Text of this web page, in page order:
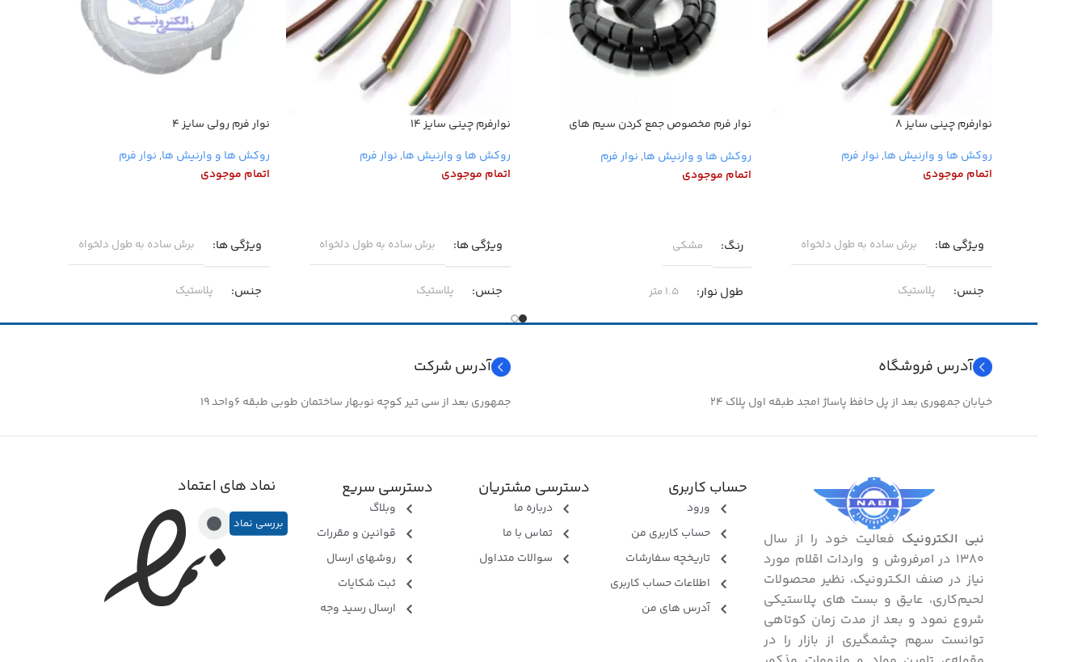
نوارفرم چینی سایز ۸
روکش ها و وارنیش ها, نوار فرم
اتمام موجودی
ویژگی ها برش ساده به طول دلخواه
جنس پلاستیک
نوار فرم مخصوص جمع کردن سیم های
روکش ها و وارنیش ها, نوار فرم
اتمام موجودی
رنگ مشکی
طول نوار ۱.۵ متر
نوارفرم چینی سایز ۱۴
روکش ها و وارنیش ها, نوار فرم
اتمام موجودی
ویژگی ها برش ساده به طول دلخواه
جنس پلاستیک
نوار فرم رولی سایز ۴
روکش ها و وارنیش ها, نوار فرم
اتمام موجودی
ویژگی ها برش ساده به طول دلخواه
جنس پلاستیک
آدرس فروشگاه
خیابان جمهوری بعد از پل حافظ پاساژ امجد طبقه اول پلاک ۲۴
آدرس شرکت
جمهوری بعد از سی تیر کوچه نوبهار ساختمان طوبی طبقه ۶واحد ۱۹
نبی الکترونیک فعالیت خود را از سال
۱۳۸۰ در امرفروش و واردات اقلام مورد
نیاز در صنف الکـترونیک، نظیر محصولات
لحیم‌کاری، عایق و بست ‌های پـلاستیکی
شروع نمود و بعد از مدت زمان کوتاهی
توانست سهم چشمگیری از بازار را در
حساب کاربری
ورود
حساب کاربری من
تاریخچه سفارشات
اطلاعات حساب کاربری
آدرس های من
دسترسی مشتریان
درباره ما
تماس با ما
سوالات متداول
دسترسی سریع
وبلاگ
قوانین و مقررات
روشهای ارسال
ثبت شکایات
ارسال رسید وجه
نماد های اعتماد
بررسی نماد